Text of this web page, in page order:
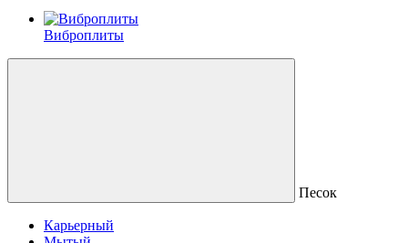
Виброплиты
Песок
Карьерный